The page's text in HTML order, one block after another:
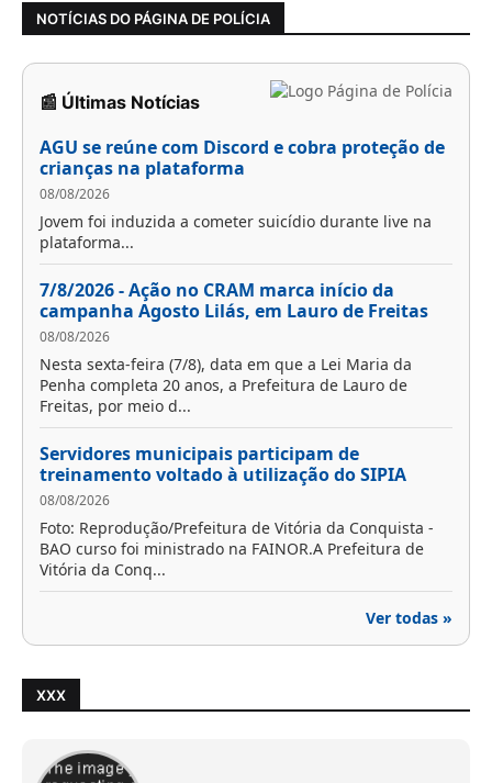
NOTÍCIAS DO PÁGINA DE POLÍCIA
📰 Últimas Notícias
AGU se reúne com Discord e cobra proteção de
crianças na plataforma
08/08/2026
Jovem foi induzida a cometer suicídio durante live na
plataforma...
7/8/2026 - Ação no CRAM marca início da
campanha Agosto Lilás, em Lauro de Freitas
08/08/2026
Nesta sexta-feira (7/8), data em que a Lei Maria da
Penha completa 20 anos, a Prefeitura de Lauro de
Freitas, por meio d...
Servidores municipais participam de
treinamento voltado à utilização do SIPIA
08/08/2026
Foto: Reprodução/Prefeitura de Vitória da Conquista -
BAO curso foi ministrado na FAINOR.A Prefeitura de
Vitória da Conq...
Ver todas »
XXX